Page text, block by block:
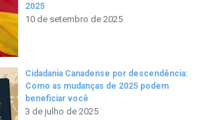
2025
10 de setembro de 2025
Cidadania Canadense por descendência:
Como as mudanças de 2025 podem
beneficiar você
3 de julho de 2025